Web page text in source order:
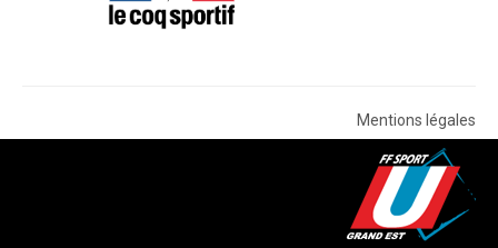
Mentions légales